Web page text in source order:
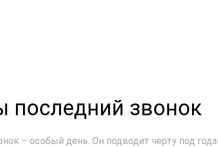
последний звонок
– особый день. Он подводит черту под